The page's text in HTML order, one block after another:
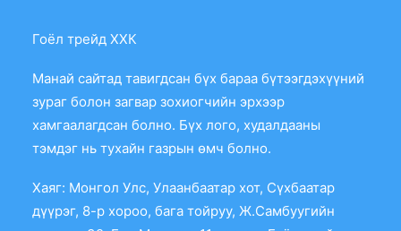
Гоёл трейд ХХК
Манай сайтад тавигдсан бүх бараа бүтээгдэхүүний
зураг болон загвар зохиогчийн эрхээр
хамгаалагдсан болно. Бүх лого, худалдааны
тэмдэг нь тухайн газрын өмч болно.
Хаяг: Монгол Улс, Улаанбаатар хот, Сүхбаатар
дүүрэг, 8-р хороо, бага тойруу, Ж.Самбуугийн